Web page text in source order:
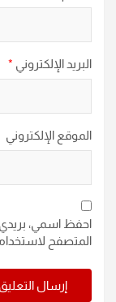
البريد الإلكتروني *
الموقع الإلكتروني
احفظ اسمي، بريدي
المتصفح